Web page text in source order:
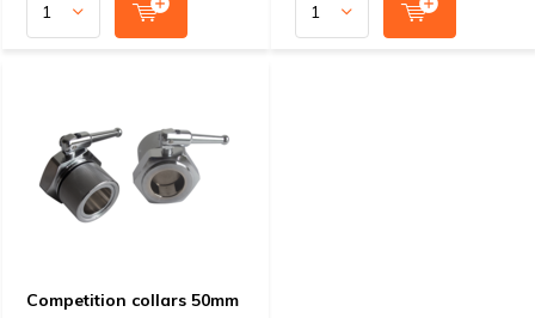
Competition collars 50mm